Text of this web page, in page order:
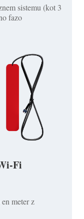
sistemu (kot 3
fazo
Fi
meter z